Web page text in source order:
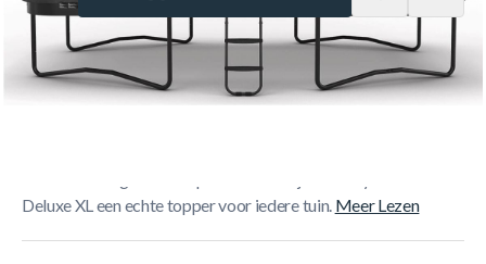
Korte Beschrijving
Deluxe XL een echte topper voor iedere tuin. Meer Lezen